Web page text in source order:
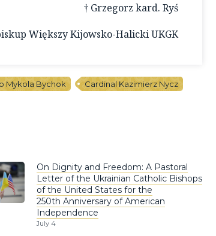
† Grzegorz kard. Ryś
Większy Kijowsko-Halicki UKGK
Mykola Bychok
Cardinal Kazimierz Nycz
On Dignity and Freedom: A Pastoral
Letter of the Ukrainian Catholic Bishops
of the United States for the
250th Anniversary of American
Independence
July 4